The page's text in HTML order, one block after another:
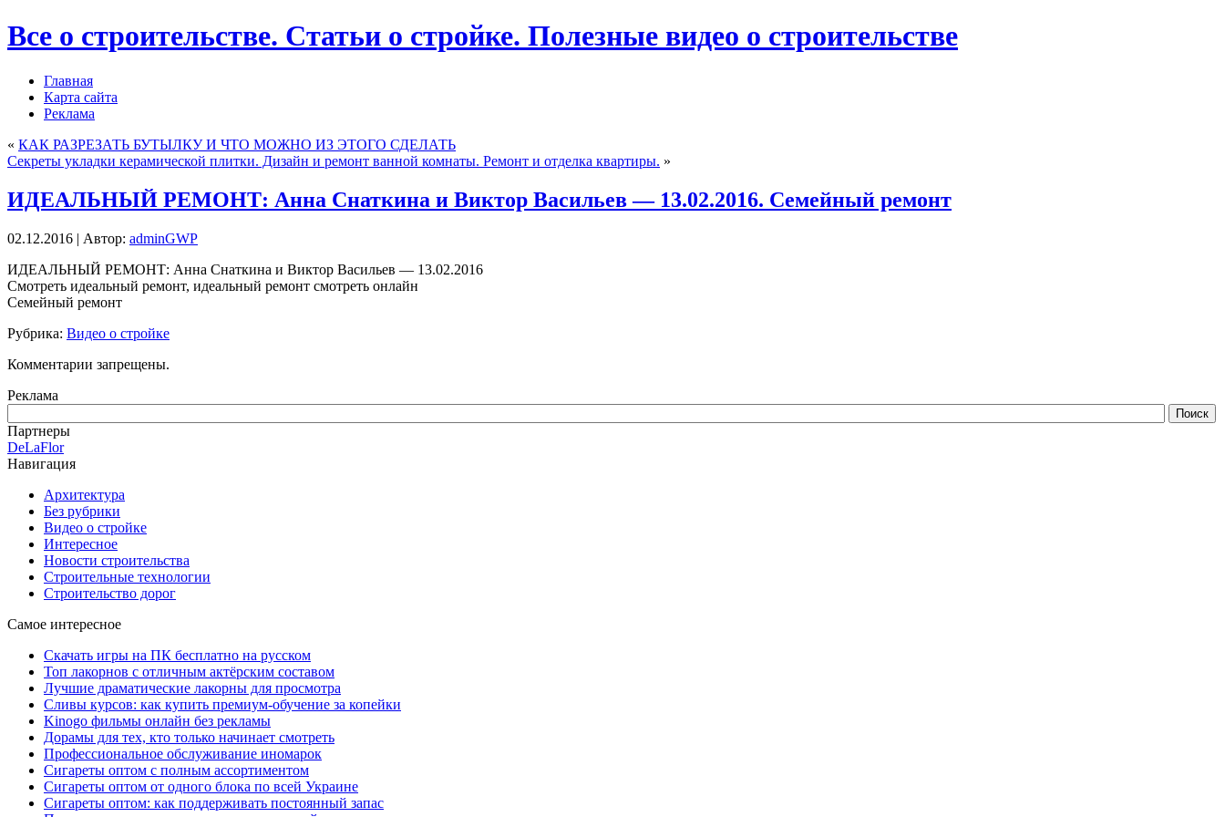
Все о строительстве. Статьи о стройке. Полезные видео о строительстве
Главная
Карта сайта
Реклама
« КАК РАЗРЕЗАТЬ БУТЫЛКУ И ЧТО МОЖНО ИЗ ЭТОГО СДЕЛАТЬ
Секреты укладки керамической плитки. Дизайн и ремонт ванной комнаты. Ремонт и отделка квартиры. »
ИДЕАЛЬНЫЙ РЕМОНТ: Анна Снаткина и Виктор Васильев — 13.02.2016. Семейный ремонт
02.12.2016 | Автор: adminGWP
ИДEAЛЬНЫЙ РЕМОНТ: Анна Снаткина и Виктор Васильев — 13.02.2016
Смотреть идеальный ремонт, идеальный ремонт смотреть онлайн
Семейный ремонт
Рубрика: Видео о стройке
Комментарии запрещены.
Реклама
Партнеры
DeLaFlor
Навигация
Архитектура
Без рубрики
Видео о стройке
Интересное
Новости строительства
Строительные технологии
Строительство дорог
Самое интересное
Скачать игры на ПК бесплатно на русском
Топ лакорнов с отличным актёрским составом
Лучшие драматические лакорны для просмотра
Сливы курсов: как купить премиум-обучение за копейки
Kinogo фильмы онлайн без рекламы
Дорамы для тех, кто только начинает смотреть
Профессиональное обслуживание иномарок
Сигареты оптом с полным ассортиментом
Сигареты оптом от одного блока по всей Украине
Сигареты оптом: как поддерживать постоянный запас